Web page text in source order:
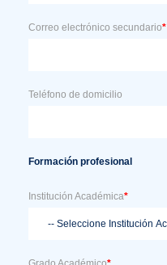
Correo electrónico secundario*
Teléfono de domicilio
Formación profesional
Institución Académica*